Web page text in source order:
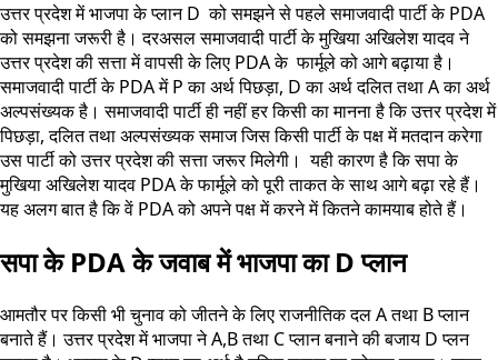
उत्तर प्रदेश में भाजपा के प्लान D को समझने से पहले समाजवादी पार्टी के PDA
को समझना जरूरी है। दरअसल समाजवादी पार्टी के मुखिया अखिलेश यादव ने
उत्तर प्रदेश की सत्ता में वापसी के लिए PDA के फार्मूले को आगे बढ़ाया है।
समाजवादी पार्टी के PDA में P का अर्थ पिछड़ा, D का अर्थ दलित तथा A का अर्थ
अल्पसंख्यक है। समाजवादी पार्टी ही नहीं हर किसी का मानना है कि उत्तर प्रदेश में
पिछड़ा, दलित तथा अल्पसंख्यक समाज जिस किसी पार्टी के पक्ष में मतदान करेगा
उस पार्टी को उत्तर प्रदेश की सत्ता जरूर मिलेगी। यही कारण है कि सपा के
मुखिया अखिलेश यादव PDA के फार्मूले को पूरी ताकत के साथ आगे बढ़ा रहे हैं।
यह अलग बात है कि वें PDA को अपने पक्ष में करने में कितने कामयाब होते हैं।
सपा के PDA के जवाब में भाजपा का D प्लान
आमतौर पर किसी भी चुनाव को जीतने के लिए राजनीतिक दल A तथा B प्लान
बनाते हैं। उत्तर प्रदेश में भाजपा ने A,B तथा C प्लान बनाने की बजाय D प्लन